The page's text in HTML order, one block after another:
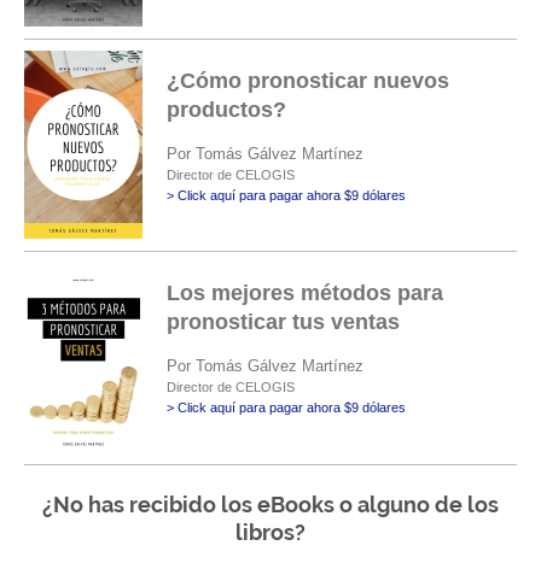
¿Cómo pronosticar nuevos
productos?
Por Tomás Gálvez Martínez
Director de CELOGIS
> Click aquí para pagar ahora $9 dólares
Los mejores métodos para
pronosticar tus ventas
Por Tomás Gálvez Martínez
Director de CELOGIS
> Click aquí para pagar ahora $9 dólares
¿No has recibido los eBooks o alguno de los
libros?